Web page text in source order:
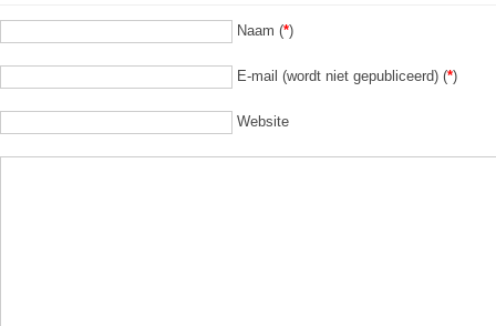
Naam (*)
E-mail (wordt niet gepubliceerd) (*)
Website